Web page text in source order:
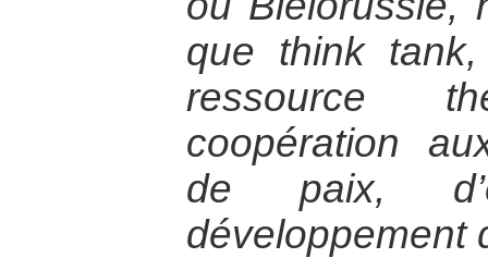
que think
ressource
coopération
de paix,
développement